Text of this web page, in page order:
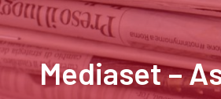
Mediaset –